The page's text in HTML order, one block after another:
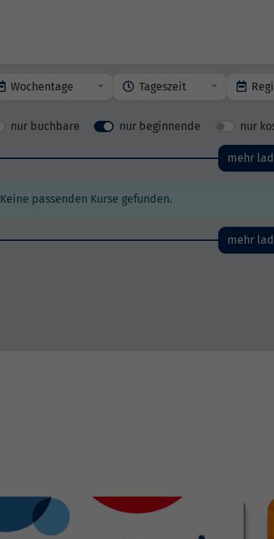
Wochentage Tageszeit
nur buchbare nur beginnende nur
mehr
Keine passenden Kurse gefunden.
mehr